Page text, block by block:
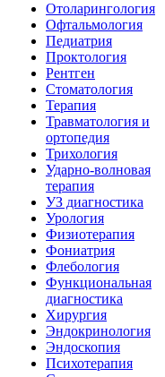
Отоларингология
Офтальмология
Педиатрия
Проктология
Рентген
Стоматология
Терапия
Травматология и
ортопедия
Трихология
Ударно-волновая
терапия
УЗ диагностика
Урология
Физиотерапия
Фониатрия
Флебология
Функциональная
диагностика
Хирургия
Эндокринология
Эндоскопия
Психотерапия